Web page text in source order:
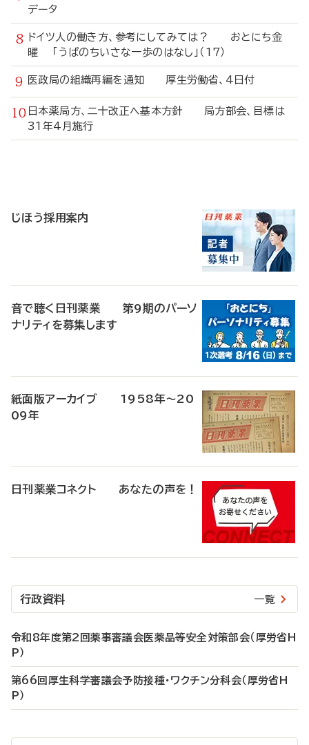
データ
ドイツ人の働き方、参考にしてみては？ おとにち金
曜 「うぱのちいさな一歩のはなし」（17）
医政局の組織再編を通知 厚生労働省、4日付
日本薬局方、二十改正へ基本方針 局方部会、目標は
31年4月施行
じほう採用案内
音で聴く日刊薬業 第9期のパーソ
ナリティを募集します
紙面版アーカイブ 1958年～20
09年
日刊薬業コネクト あなたの声を！
行政資料 一覧
令和8年度第2回薬事審議会医薬品等安全対策部会（厚労省H
P）
第66回厚生科学審議会予防接種・ワクチン分科会（厚労省H
P）